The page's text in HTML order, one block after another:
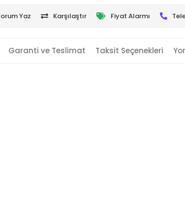
Yaz Karşılaştır Fiyat Alarmı
Garanti ve Teslimat Taksit Seçenekleri